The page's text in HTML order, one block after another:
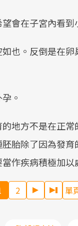
會在子宮內看到
也。反倒是在
。
地方不是在正
胎除了因為發
作疾病積極加以
2 單